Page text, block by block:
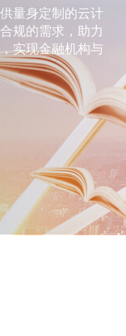
量身定制的云计
规的需求，助力
实现金融机构与